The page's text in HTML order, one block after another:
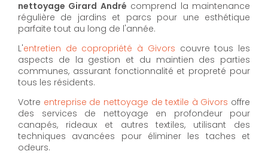
nettoyage Girard André comprend la maintenance
régulière de jardins et parcs pour une esthétique
parfaite tout au long de l'année.
L'entretien de copropriété à Givors couvre tous les
aspects de la gestion et du maintien des parties
communes, assurant fonctionnalité et propreté pour
tous les résidents.
Votre entreprise de nettoyage de textile à Givors offre
des services de nettoyage en profondeur pour
canapés, rideaux et autres textiles, utilisant des
techniques avancées pour éliminer les taches et
odeurs.